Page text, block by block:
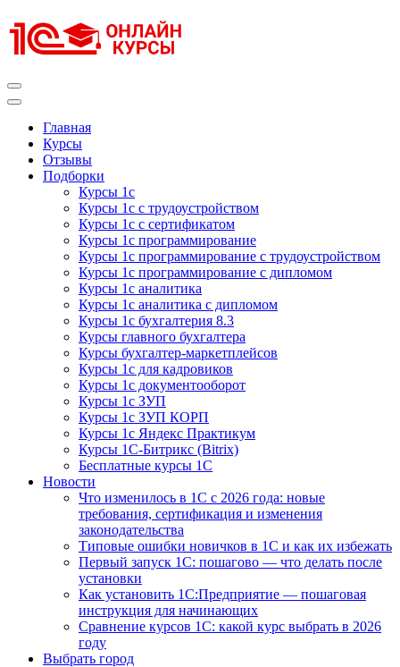
к
содержимому
Главная
Курсы
Отзывы
Подборки
Курсы 1с
Курсы 1с с трудоустройством
Курсы 1с с сертификатом
Курсы 1с программирование
Курсы 1с программирование с трудоустройством
Курсы 1с программирование с дипломом
Курсы 1с аналитика
Курсы 1с аналитика с дипломом
Курсы 1с бухгалтерия 8.3
Курсы главного бухгалтера
Курсы бухгалтер-маркетплейсов
Курсы 1с для кадровиков
Курсы 1с документооборот
Курсы 1с ЗУП
Курсы 1с ЗУП КОРП
Курсы 1с Яндекс Практикум
Курсы 1С-Битрикс (Bitrix)
Бесплатные курсы 1С
Новости
Что изменилось в 1С с 2026 года: новые
требования, сертификация и изменения
законодательства
Типовые ошибки новичков в 1С и как их избежать
Первый запуск 1С: пошагово — что делать после
установки
Как установить 1С:Предприятие — пошаговая
инструкция для начинающих
Сравнение курсов 1С: какой курс выбрать в 2026
году
Выбрать город